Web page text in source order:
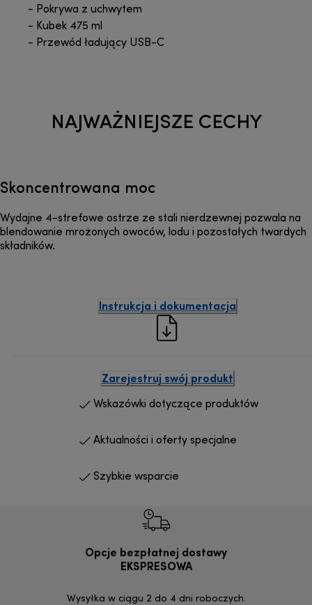
- Pokrywa z uchwytem
- Kubek 475 ml
- Przewód ładujący USB-C
NAJWAŻNIEJSZE CECHY
Skoncentrowana moc
Wydajne 4-strefowe ostrze ze stali nierdzewnej pozwala na
blendowanie mrożonych owoców, lodu i pozostałych twardych
składników.
Instrukcja i dokumentacja
Zarejestruj swój produkt
Wskazówki dotyczące produktów
Aktualności i oferty specjalne
Szybkie wsparcie
Opcje bezpłatnej dostawy
EKSPRESOWA
Wysyłka w ciągu 2 do 4 dni roboczych.